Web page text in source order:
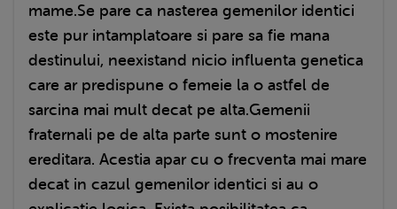
mame.Se pare ca nasterea gemenilor identici
este pur intamplatoare si pare sa fie mana
destinului, neexistand nicio influenta genetica
care ar predispune o femeie la o astfel de
sarcina mai mult decat pe alta.Gemenii
fraternali pe de alta parte sunt o mostenire
ereditara. Acestia apar cu o frecventa mai mare
decat in cazul gemenilor identici si au o